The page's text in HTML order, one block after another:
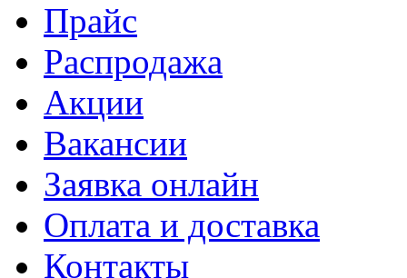
Прайс
Распродажа
Акции
Вакансии
Заявка онлайн
Оплата и доставка
Контакты